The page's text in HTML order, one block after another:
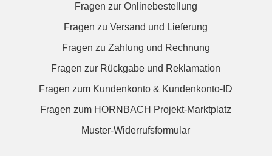
Fragen zur Onlinebestellung
Fragen zu Versand und Lieferung
Fragen zu Zahlung und Rechnung
Fragen zur Rückgabe und Reklamation
Fragen zum Kundenkonto & Kundenkonto-ID
Fragen zum HORNBACH Projekt-Marktplatz
Muster-Widerrufsformular